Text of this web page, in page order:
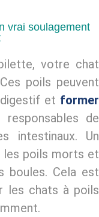
vrai soulagement
votre chat
poils peuvent
et former
responsables de
intestinaux. Un
les poils morts et
boules. Cela est
les chats à poils